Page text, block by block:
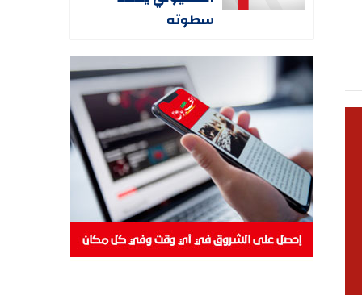
سطوته